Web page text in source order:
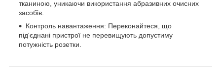
тканиною, уникаючи використання абразивних очисних
засобів.
Контроль навантаження: Переконайтеся, що
під'єднані пристрої не перевищують допустиму
потужність розетки.